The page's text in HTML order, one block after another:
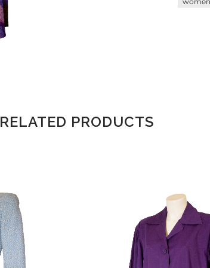
RELATED PRODUCTS